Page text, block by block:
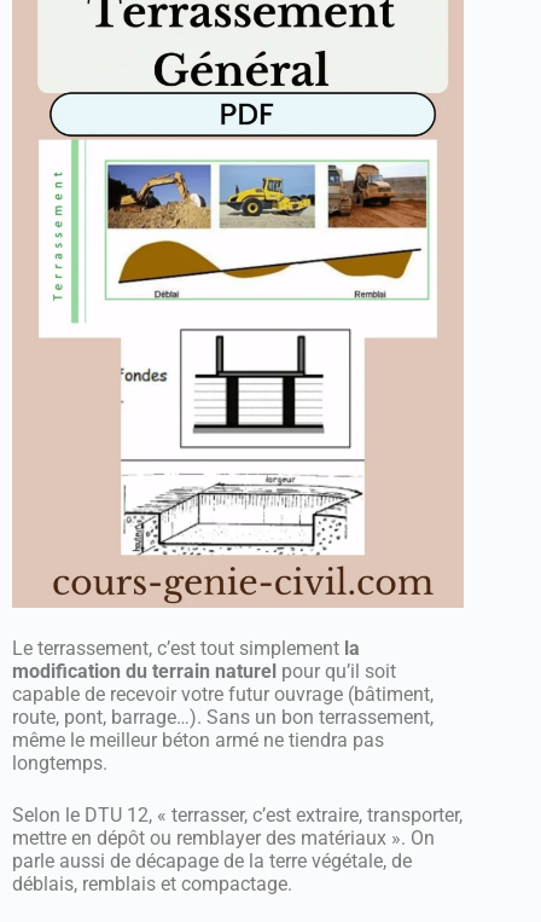
Le terrassement, c’est tout simplement la
modification du terrain naturel pour qu’il soit
capable de recevoir votre futur ouvrage (bâtiment,
route, pont, barrage…). Sans un bon terrassement,
même le meilleur béton armé ne tiendra pas
longtemps.
Selon le DTU 12, « terrasser, c’est extraire, transporter,
mettre en dépôt ou remblayer des matériaux ». On
parle aussi de décapage de la terre végétale, de
déblais, remblais et compactage.